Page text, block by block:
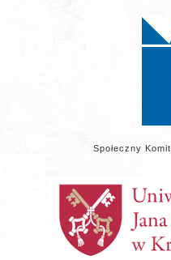
Społeczny